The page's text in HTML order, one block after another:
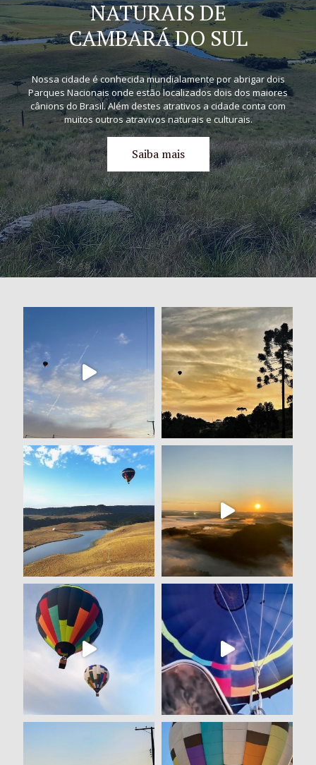
NATURAIS DE
CAMBARÁ DO SUL
Nossa cidade é conhecida mundialamente por abrigar dois
Parques Nacionais onde estão localizados dois dos maiores
cânions do Brasil. Além destes atrativos a cidade conta com
muitos outros atravivos naturais e culturais.
Saiba mais